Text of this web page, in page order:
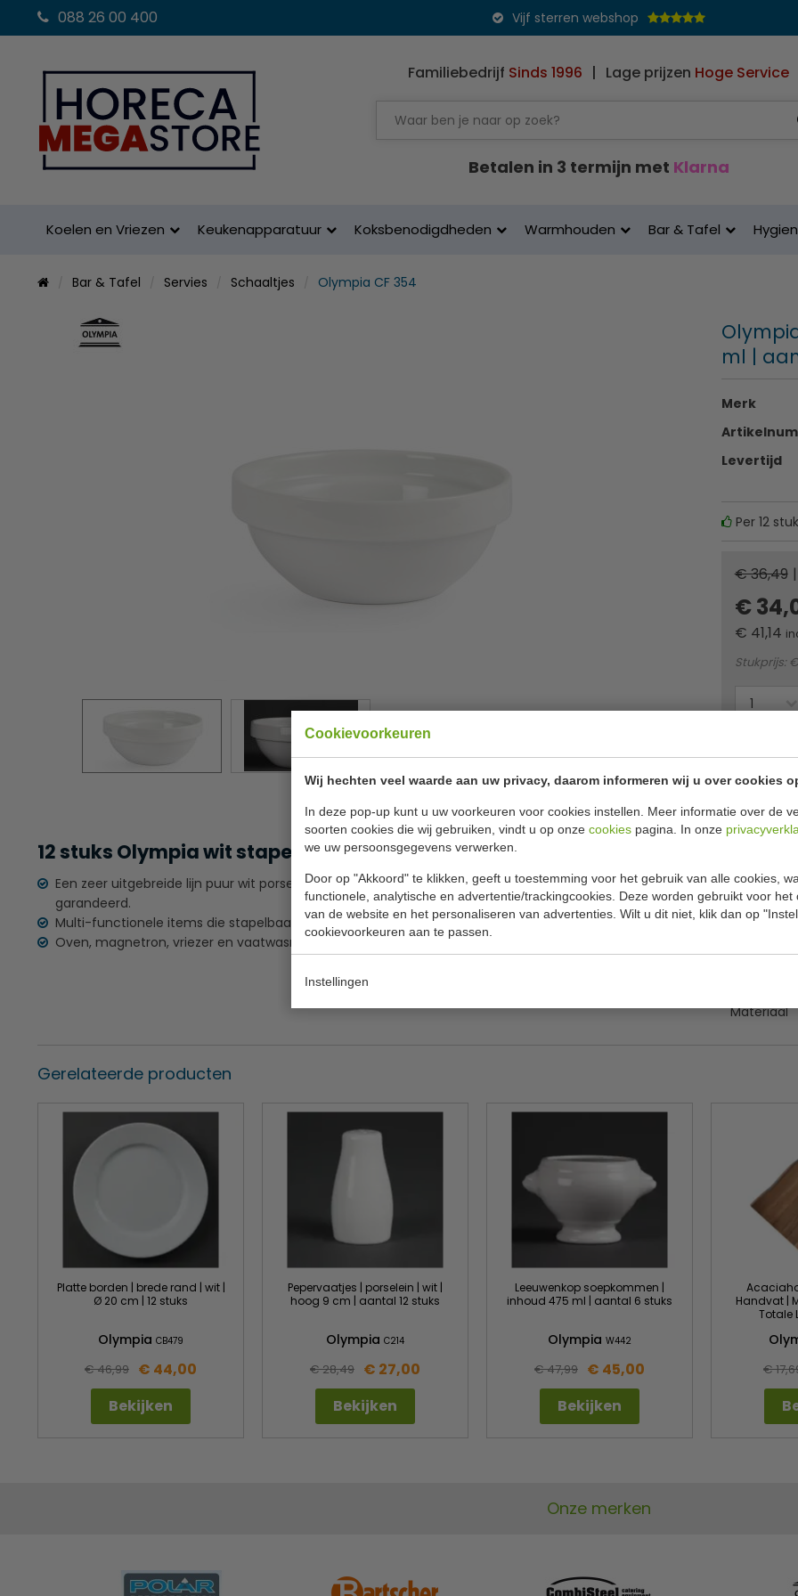
Cookievoorkeuren
Wij hechten veel waarde aan uw privacy, daarom informeren wij u over cookies
In deze pop-up kunt u uw voorkeuren voor cookies instellen. Meer informatie over de
soorten cookies die wij gebruiken, vindt u op onze cookies pagina. In onze
we uw persoonsgegevens verwerken.
Door op "Akkoord" te klikken, geeft u toestemming voor het gebruik van alle cookies,
functionele, analytische en advertentie/trackingcookies. Deze worden gebruikt voor het
van de website en het personaliseren van advertenties. Wilt u dit niet, klik dan op
cookievoorkeuren aan te passen.
Instellingen
088 26 00 400 Vijf sterren webshop
Familiebedrijf Sinds 1996 | Lage prijzen Hoge Service
Betalen in 3 termijn met Klarna
Koelen en Vriezen Keukenapparatuur Koksbenodigdheden Warmhouden Bar & Tafel
Bar & Tafel Servies Schaaltjes Olympia CF 354
ml |
Merk
Levertijd
Per 12
€ 36,49 |
€
€ 41,14
Stukprijs:
✔ Gratis
12 stuks Olympia wit stapelbare kom inhoud 38 cl
Een zeer uitgebreide lijn puur wit porselein van een zeer sterke vitro kwaliteit wat een lange levensduur
garandeerd.
Multi-functionele items die stapelbaar en extra versterkt zijn door de gerolde kanten.
Oven, magnetron, vriezer en vaatwasmachine bestendig.
Model
Maten
Inhoud
Materiaal
Gerelateerde producten
Platte borden | brede rand | wit |
Ø 20 cm | 12 stuks
Olympia CB479
€ 46,99 € 44,00
Bekijken
Pepervaatjes | porselein | wit |
hoog 9 cm | aantal 12 stuks
Olympia C214
€ 28,49 € 27,00
Bekijken
Leeuwenkop soepkommen |
inhoud 475 ml | aantal 6 stuks
Olympia W442
€ 47,99 € 45,00
Bekijken
Handvat |
Totale
€
Onze merken